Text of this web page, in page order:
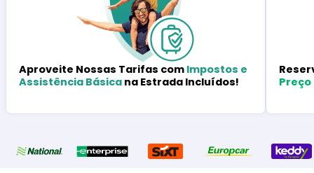
Aproveite Nossas Tarifas com Impostos e
Assistência Básica na Estrada Incluídos!
Preço